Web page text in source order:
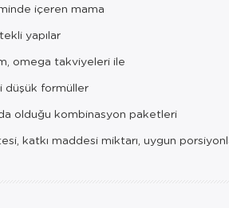
içeren mama
yapılar
omega takviyeleri ile
düşük formüller
olduğu kombinasyon paketleri
katkı maddesi miktarı, uygun